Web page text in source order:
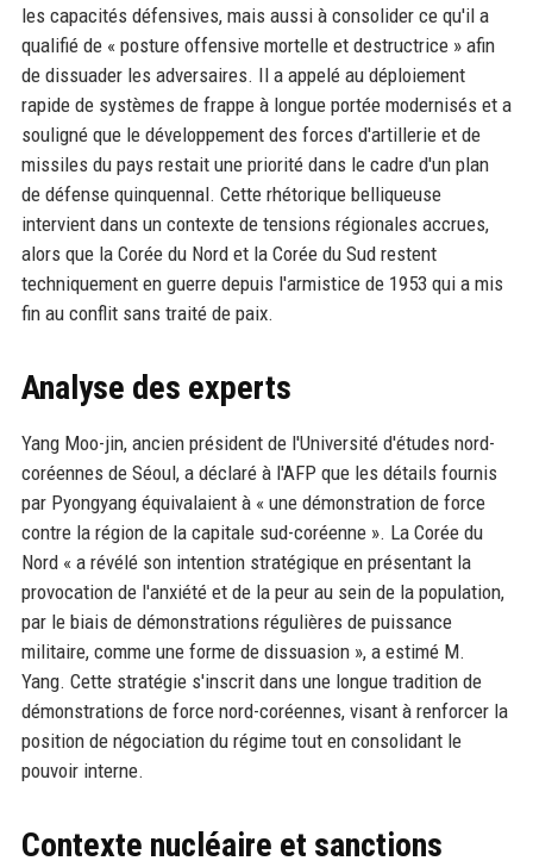
les capacités défensives, mais aussi à consolider ce qu'il a
qualifié de « posture offensive mortelle et destructrice » afin
de dissuader les adversaires. Il a appelé au déploiement
rapide de systèmes de frappe à longue portée modernisés et a
souligné que le développement des forces d'artillerie et de
missiles du pays restait une priorité dans le cadre d'un plan
de défense quinquennal. Cette rhétorique belliqueuse
intervient dans un contexte de tensions régionales accrues,
alors que la Corée du Nord et la Corée du Sud restent
techniquement en guerre depuis l'armistice de 1953 qui a mis
fin au conflit sans traité de paix.
Analyse des experts
Yang Moo-jin, ancien président de l'Université d'études nord-
coréennes de Séoul, a déclaré à l'AFP que les détails fournis
par Pyongyang équivalaient à « une démonstration de force
contre la région de la capitale sud-coréenne ». La Corée du
Nord « a révélé son intention stratégique en présentant la
provocation de l'anxiété et de la peur au sein de la population,
par le biais de démonstrations régulières de puissance
militaire, comme une forme de dissuasion », a estimé M.
Yang. Cette stratégie s'inscrit dans une longue tradition de
démonstrations de force nord-coréennes, visant à renforcer la
position de négociation du régime tout en consolidant le
pouvoir interne.
Contexte nucléaire et sanctions